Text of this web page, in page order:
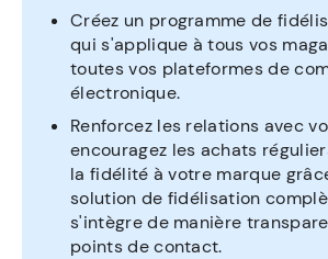
Créez un programme de
qui s'applique à tous vos
toutes vos plateformes de
électronique.
Renforcez les relations avec
encouragez les achats
la fidélité à votre marque
solution de fidélisation
s'intègre de manière
points de contact.